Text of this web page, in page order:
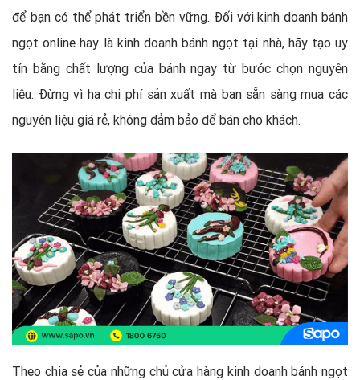
để bạn có thể phát triển bền vững. Đối với kinh doanh bánh
ngọt online hay là kinh doanh bánh ngọt tại nhà, hãy tạo uy
tín bằng chất lượng của bánh ngay từ bước chọn nguyên
liệu. Đừng vì hạ chi phí sản xuất mà bạn sẵn sàng mua các
nguyên liệu giá rẻ, không đảm bảo để bán cho khách.
Theo chia sẻ của những chủ cửa hàng kinh doanh bánh ngọt